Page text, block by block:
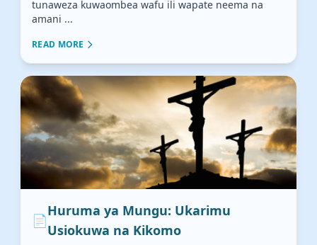
tunaweza kuwaombea wafu ili wapate neema na
amani ...
READ MORE
📄
Huruma ya Mungu: Ukarimu
Usiokuwa na Kikomo